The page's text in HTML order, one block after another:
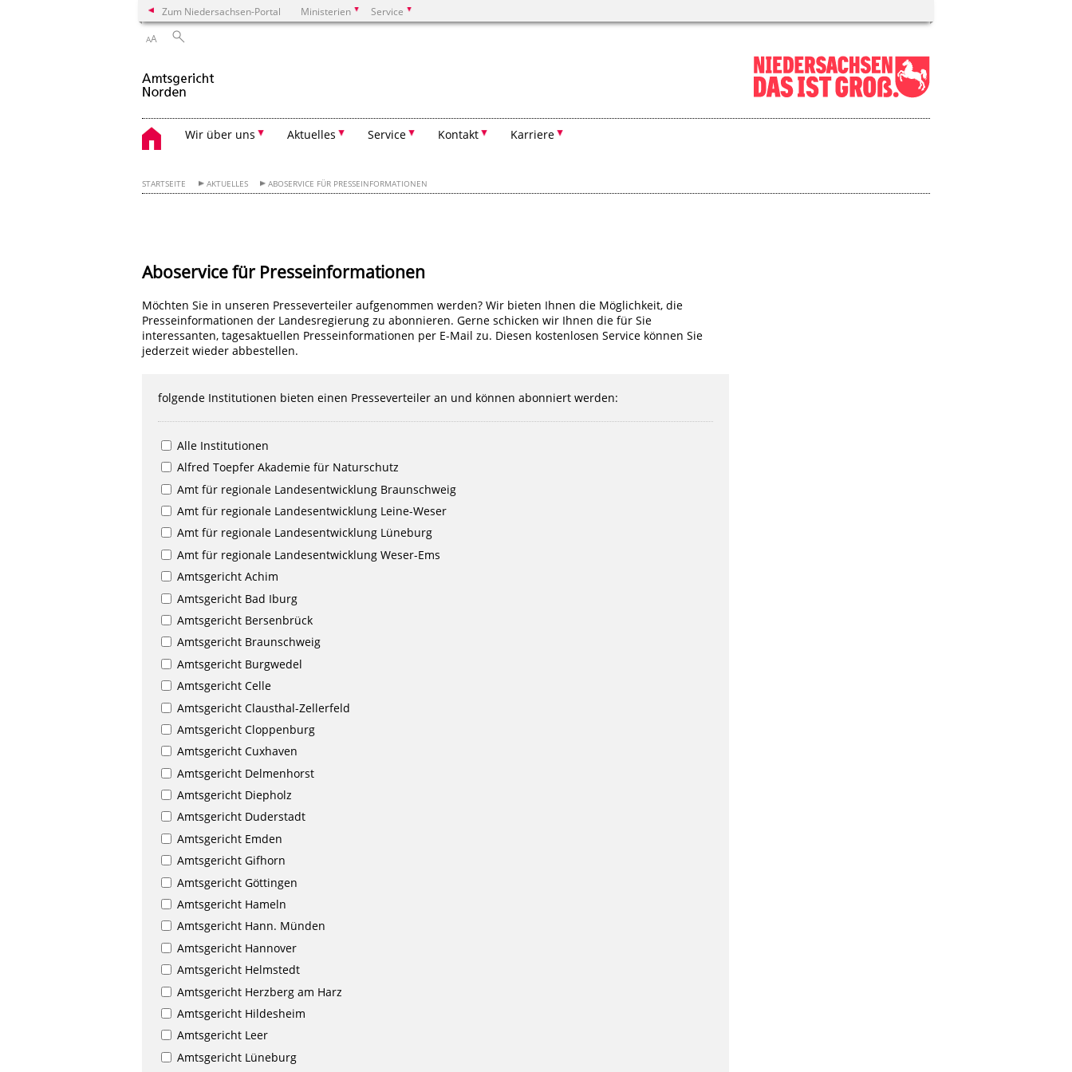
Zum Niedersachsen-Portal Ministerien Service
AA
Wir über uns Aktuelles Service Kontakt Karriere
STARTSEITE AKTUELLES ABOSERVICE FÜR PRESSEINFORMATIONEN
Aboservice für Presseinformationen
Möchten Sie in unseren Presseverteiler aufgenommen werden? Wir bieten Ihnen die Möglichkeit, die
Presseinformationen der Landesregierung zu abonnieren. Gerne schicken wir Ihnen die für Sie
interessanten, tagesaktuellen Presseinformationen per E-Mail zu. Diesen kostenlosen Service können Sie
jederzeit wieder abbestellen.
folgende Institutionen bieten einen Presseverteiler an und können abonniert werden:
Alle Institutionen
Alfred Toepfer Akademie für Naturschutz
Amt für regionale Landesentwicklung Braunschweig
Amt für regionale Landesentwicklung Leine-Weser
Amt für regionale Landesentwicklung Lüneburg
Amt für regionale Landesentwicklung Weser-Ems
Amtsgericht Achim
Amtsgericht Bad Iburg
Amtsgericht Bersenbrück
Amtsgericht Braunschweig
Amtsgericht Burgwedel
Amtsgericht Celle
Amtsgericht Clausthal-Zellerfeld
Amtsgericht Cloppenburg
Amtsgericht Cuxhaven
Amtsgericht Delmenhorst
Amtsgericht Diepholz
Amtsgericht Duderstadt
Amtsgericht Emden
Amtsgericht Gifhorn
Amtsgericht Göttingen
Amtsgericht Hameln
Amtsgericht Hann. Münden
Amtsgericht Hannover
Amtsgericht Helmstedt
Amtsgericht Herzberg am Harz
Amtsgericht Hildesheim
Amtsgericht Leer
Amtsgericht Lüneburg